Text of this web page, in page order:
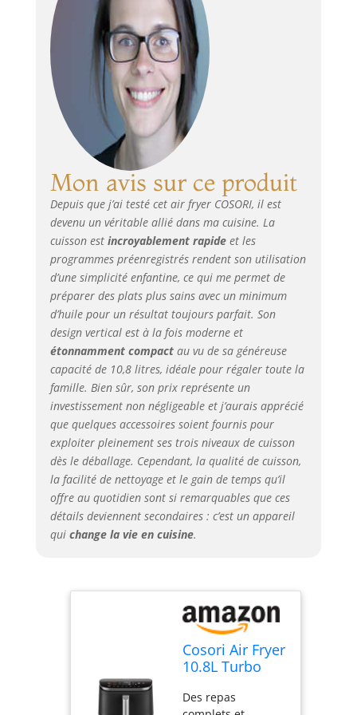
nutritionnelles,
pour vous aider à
préparer
facilement des
plats savoureux et
équilibrés. Cuisson
homogène grâce à
la double cuisson:
le panier inférieur
éléments
chauffants pour
assurer (garantir)
une répartition
uniforme de la
chaleur pour une
texture parfaite et
des saveurs
maîtrisées à (pour)
chaque bouchée.
Une cuisson sur
mesure pour
chaque plat : dotée
d’une technologie
de moteur à
courant continu
innovante avec 5
vitesses de
ventilation et un
ajustement
automatique de la
température, cette
air (convection),
cuisson au four,
rôtissage, grillade,
réchauffage,
déshydratation et
pour une maîtrise
Mon avis sur ce produit
Depuis que j’ai testé cet air fryer COSORI, il est
devenu un véritable allié dans ma cuisine. La
cuisson est incroyablement rapideet les
programmes préenregistrés rendent son utilisation
d’une simplicité enfantine, ce qui me permet de
préparer des plats plus sains avec un minimum
d’huile pour un résultat toujours parfait. Son
design vertical est à la fois moderne et
étonnamment compactau vu de sa généreuse
capacité de 10,8 litres, idéale pour régaler toute la
famille. Bien sûr, son prix représente un
investissement non négligeable et j’aurais apprécié
que quelques accessoires soient fournis pour
exploiter pleinement ses trois niveaux de cuisson
dès le déballage. Cependant, la qualité de cuisson,
la facilité de nettoyage et le gain de temps qu’il
offre au quotidien sont si remarquables que ces
détails deviennent secondaires : c’est un appareil
qui change la vie en cuisine.
Cosori Air Fryer
10.8L Turbo
Revêtement
Des repas